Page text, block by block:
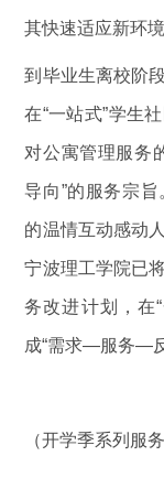
其快速适应新环
到毕业生离校阶
在“一站式”学生
对公寓管理服务
导向”的服务宗
的温情互动感动
宁波理工学院已
务改进计划，在
成“需求—服务—
（开学季系列服务